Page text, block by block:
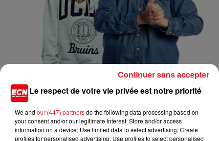
DES PYTHONS
Le respect de votre vie privée est notre priorité
We and our (447) partnersdo the following data processing based on
your consent and/or our legitimate interest: Store and/or access
information on a device; Use limited data to select advertising; Create
profiles for personalised advertising; Use profiles to select personalised
Continuer sans accepter